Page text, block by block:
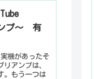
プ～ 有
機があったそ
アンプは、
。もう一つは